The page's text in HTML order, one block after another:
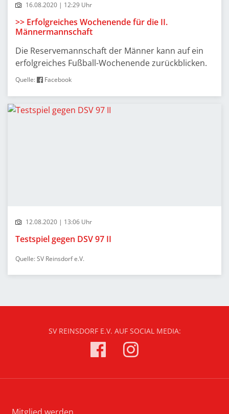
16.08.2020 | 12:29 Uhr
>> Erfolgreiches Wochenende für die II.
Männermannschaft
Die Reservemannschaft der Männer kann auf ein
erfolgreiches Fußball-Wochenende zurückblicken.
Quelle: Facebook
12.08.2020 | 13:06 Uhr
Testspiel gegen DSV 97 II
Quelle: SV Reinsdorf e.V.
SV REINSDORF E.V. AUF SOCIAL MEDIA:
Mitglied werden